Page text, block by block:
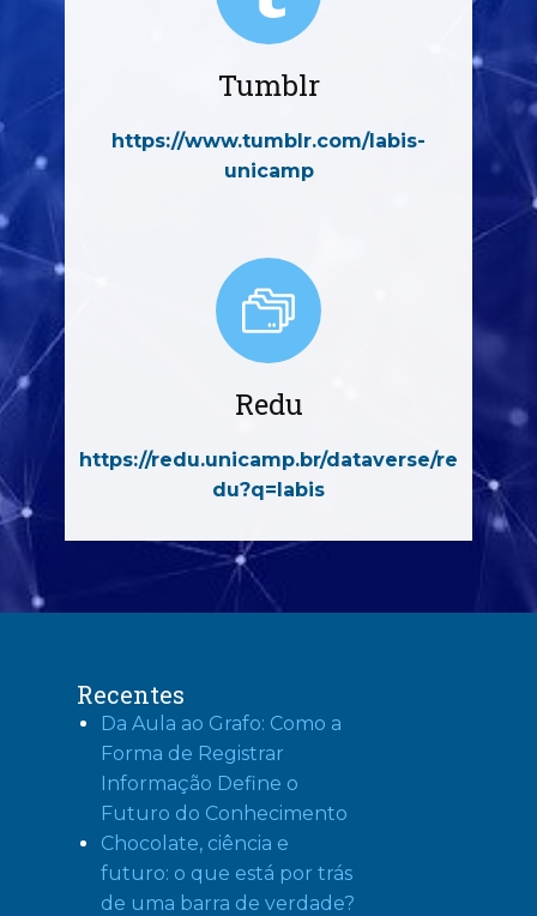
Tumblr
https://www.tumblr.com/labis-
unicamp
Redu
https://redu.unicamp.br/dataverse/re
du?q=labis
Recentes
Da Aula ao Grafo: Como a
Forma de Registrar
Informação Define o
Futuro do Conhecimento
Chocolate, ciência e
futuro: o que está por trás
de uma barra de verdade?